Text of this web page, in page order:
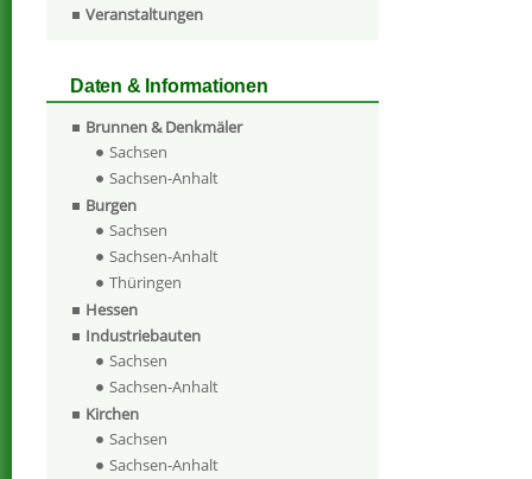
Veranstaltungen
Daten & Informationen
Brunnen & Denkmäler
Sachsen
Sachsen-Anhalt
Burgen
Sachsen
Sachsen-Anhalt
Thüringen
Hessen
Industriebauten
Sachsen
Sachsen-Anhalt
Kirchen
Sachsen
Sachsen-Anhalt